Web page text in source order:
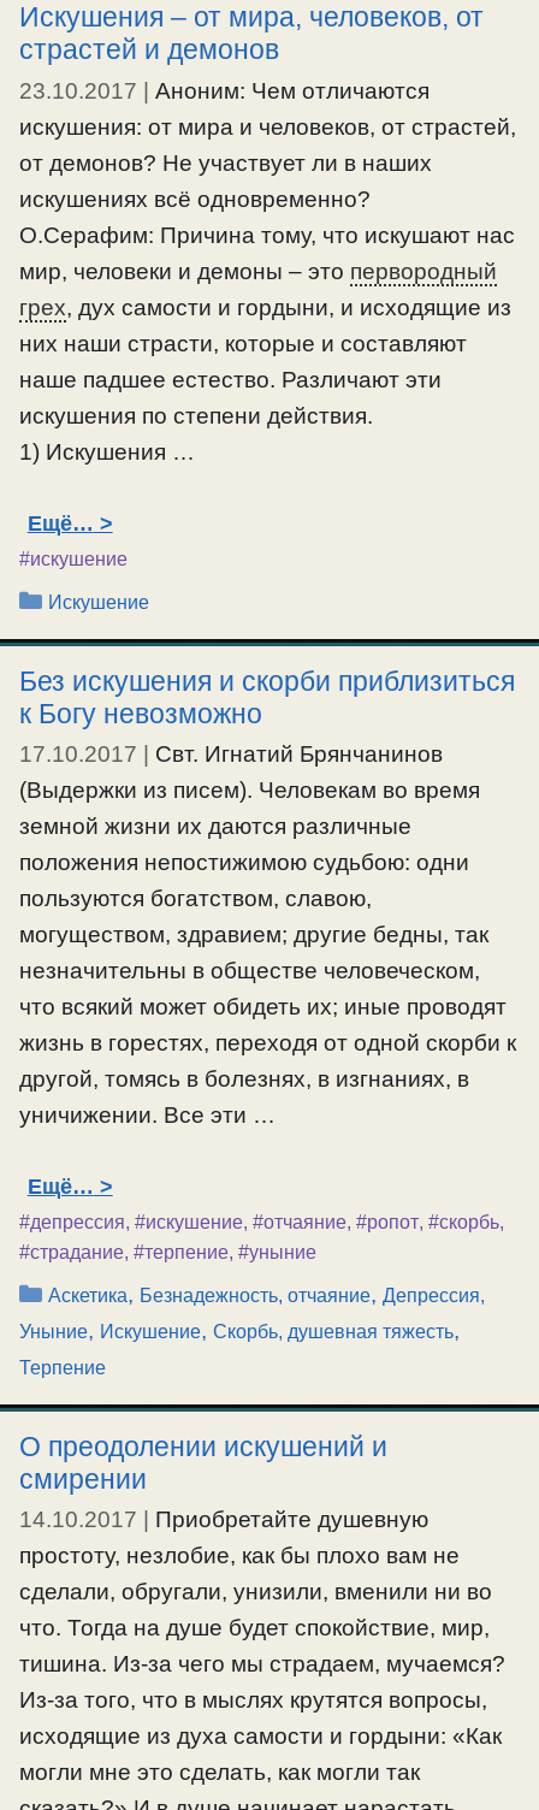
Искушения – от мира, человеков, от
страстей и демонов
23.10.2017
Аноним: Чем отличаются
искушения: от мира и человеков, от страстей,
от демонов? Не участвует ли в наших
искушениях всё одновременно?
О.Серафим: Причина тому, что искушают нас
мир, человеки и демоны – это первородный
грех, дух самости и гордыни, и исходящие из
них наши страсти, которые и составляют
наше падшее естество. Различают эти
искушения по степени действия.
1) Искушения …
Ещё…
#искушение
Рубрики
Искушение
Без искушения и скорби приблизиться
к Богу невозможно
17.10.2017
Свт. Игнатий Брянчанинов
(Выдержки из писем). Человекам во время
земной жизни их даются различные
положения непостижимою судьбою: одни
пользуются богатством, славою,
могуществом, здравием; другие бедны, так
незначительны в обществе человеческом,
что всякий может обидеть их; иные проводят
жизнь в горестях, переходя от одной скорби к
другой, томясь в болезнях, в изгнаниях, в
уничижении. Все эти …
Ещё…
#депрессия, #искушение, #отчаяние, #ропот, #скорбь,
#страдание, #терпение, #уныние
Рубрики
Аскетика, Безнадежность, отчаяние,Депрессия,
Уныние, Искушение, Скорбь, душевная тяжесть,
Терпение
О преодолении искушений и
смирении
14.10.2017
Приобретайте душевную
простоту, незлобие, как бы плохо вам не
сделали, обругали, унизили, вменили ни во
что. Тогда на душе будет спокойствие, мир,
тишина. Из-за чего мы страдаем, мучаемся?
Из-за того, что в мыслях крутятся вопросы,
исходящие из духа самости и гордыни: «Как
могли мне это сделать, как могли так